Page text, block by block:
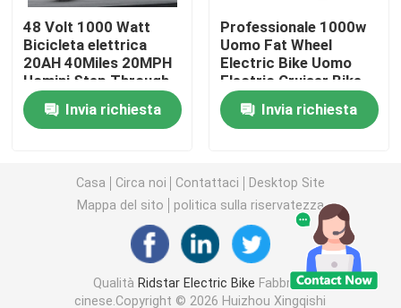
Full Suspension Electric Mountain Bike
mountain bike elettrico piegante
Off Road Fat Tire Bicicleta elettrica
Bicicletta elettrica con pneumatici di grasso per
Bicicletta elettrica con pneumatici di grasso per uomo
Bici elettrica da 20 pollici
48 Volt 1000 Watt
Bicicleta elettrica
20AH 40Miles 20MPH
Uomini Step Through
Bicicleta elettrica
Invia richiesta
Professionale 1000w
Uomo Fat Wheel
Electric Bike Uomo
Electric Cruiser Bike
60-80km
Invia richiesta
Casa Circa noi Contattaci
Desktop Site
Mappa del sito
politica sulla riservatezza
Qualità Ridstar Electric Bike Fabbrica
cinese.Copyright © 2026 Huizhou Xingqishi